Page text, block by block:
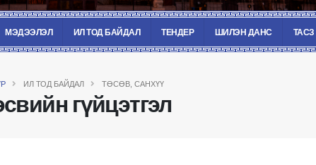
МЭДЭЭЛЭЛ ИЛ ТОД БАЙДАЛ ТЕНДЕР ШИЛЭН ДАНС ТАСЗ
ИЛ ТОД БАЙДАЛ ТӨСӨВ, САНХҮҮ
гүйцэтгэл